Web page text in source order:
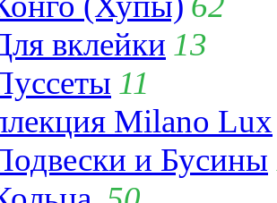
вклейки 13
11
Milano Lux
и Бусины